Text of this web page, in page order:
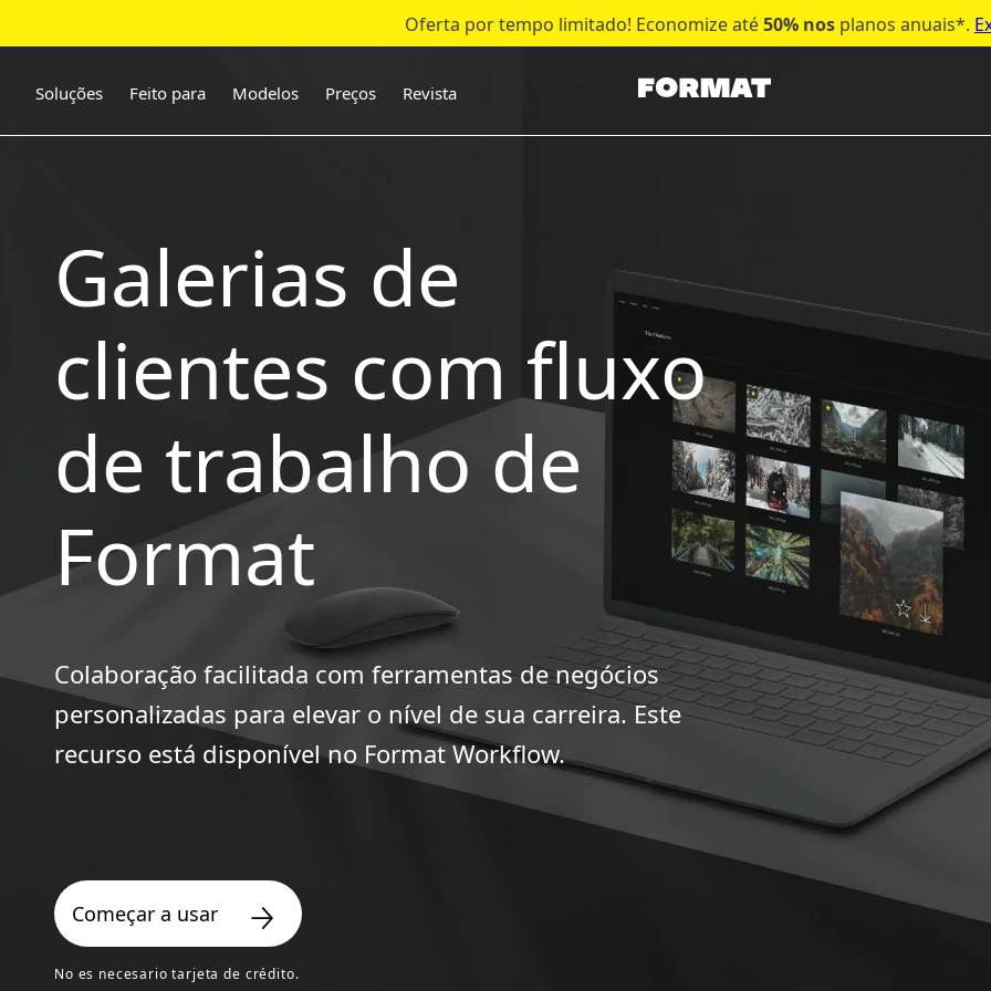
Oferta por tempo limitado! Economize até50% nos planos anuais*.
Soluções Feito para Modelos Preços Revista
Galerias de
clientes com fluxo
de trabalho de
Format
Colaboração facilitada com ferramentas de negócios
personalizadas para elevar o nível de sua carreira. Este
recurso está disponível no Format Workflow.
Começar a usar
No es necesario tarjeta de crédito.